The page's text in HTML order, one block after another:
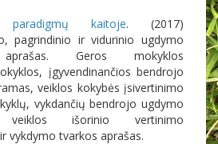
paradigmų kaitoje. (2017)
pagrindinio ir vidurinio ugdymo
Geros mokyklos
įgyvendinančios bendrojo
veiklos kokybės įsivertinimo
vykdančių bendrojo ugdymo
veiklos išorinio vertinimo
vykdymo tvarkos aprašas.